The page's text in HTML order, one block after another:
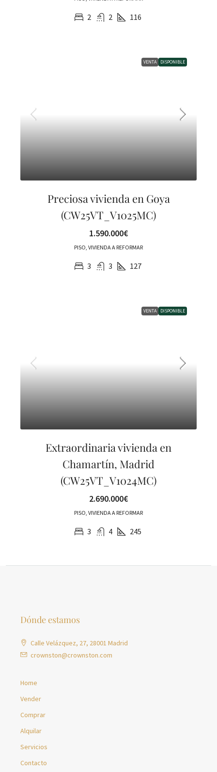
2 2 116
VENTA DISPONIBLE
Preciosa vivienda en Goya
(CW25VT_V1025MC)
1.590.000€
PISO, VIVIENDA A REFORMAR
3 3 127
VENTA DISPONIBLE
Extraordinaria vivienda en
Chamartín, Madrid
(CW25VT_V1024MC)
2.690.000€
PISO, VIVIENDA A REFORMAR
3 4 245
Dónde estamos
Calle Velázquez, 27, 28001 Madrid
crownston@crownston.com
Home
Vender
Comprar
Alquilar
Servicios
Contacto